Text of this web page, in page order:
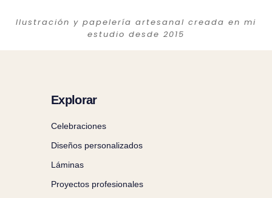
Ilustración y papelería artesanal creada en mi
estudio desde 2015
Explorar
Celebraciones
Diseños personalizados
Láminas
Proyectos profesionales